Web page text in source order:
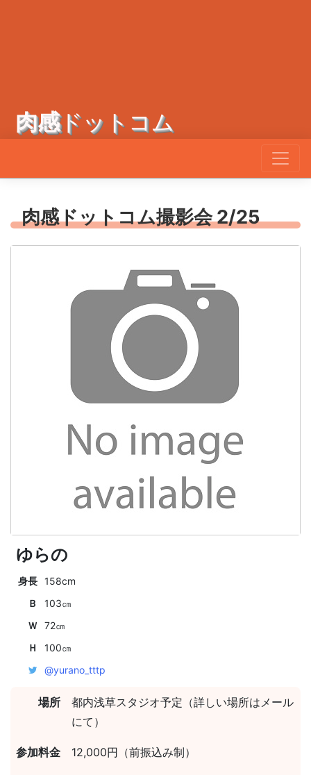
肉感ドットコム
肉感ドットコム撮影会 2/25
ゆらの
身長 158cm
Ｂ
103㎝
Ｗ
72㎝
Ｈ
100㎝
@yurano_tttp
場所
都内浅草スタジオ予定（詳しい場所はメール
にて）
参加料金 12,000円（前振込み制）